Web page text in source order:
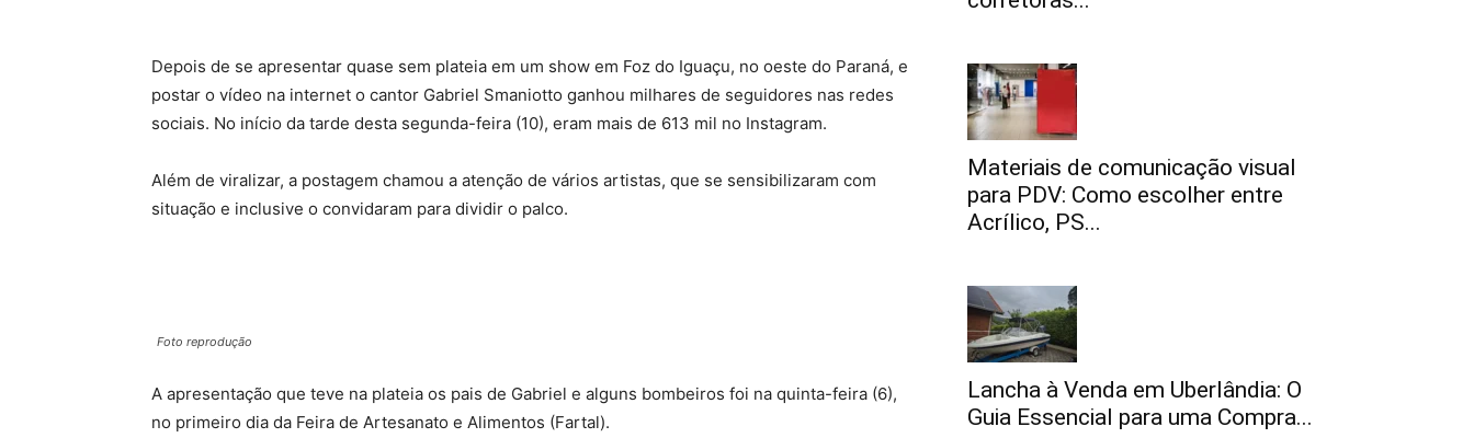
Depois de se apresentar quase sem plateia em um show em Foz do Iguaçu, no oeste do Paraná, e
postar o vídeo na internet o cantor Gabriel Smaniotto ganhou milhares de seguidores nas redes
sociais. No início da tarde desta segunda-feira (10), eram mais de 613 mil no Instagram.
Além de viralizar, a postagem chamou a atenção de vários artistas, que se sensibilizaram com
situação e inclusive o convidaram para dividir o palco.
Foto reprodução
A apresentação que teve na plateia os pais de Gabriel e alguns bombeiros foi na quinta-feira (6),
no primeiro dia da Feira de Artesanato e Alimentos (Fartal).
Materiais de comunicação visual
para PDV: Como escolher entre
Acrílico, PS...
Lancha à Venda em Uberlândia: O
Guia Essencial para uma Compra...